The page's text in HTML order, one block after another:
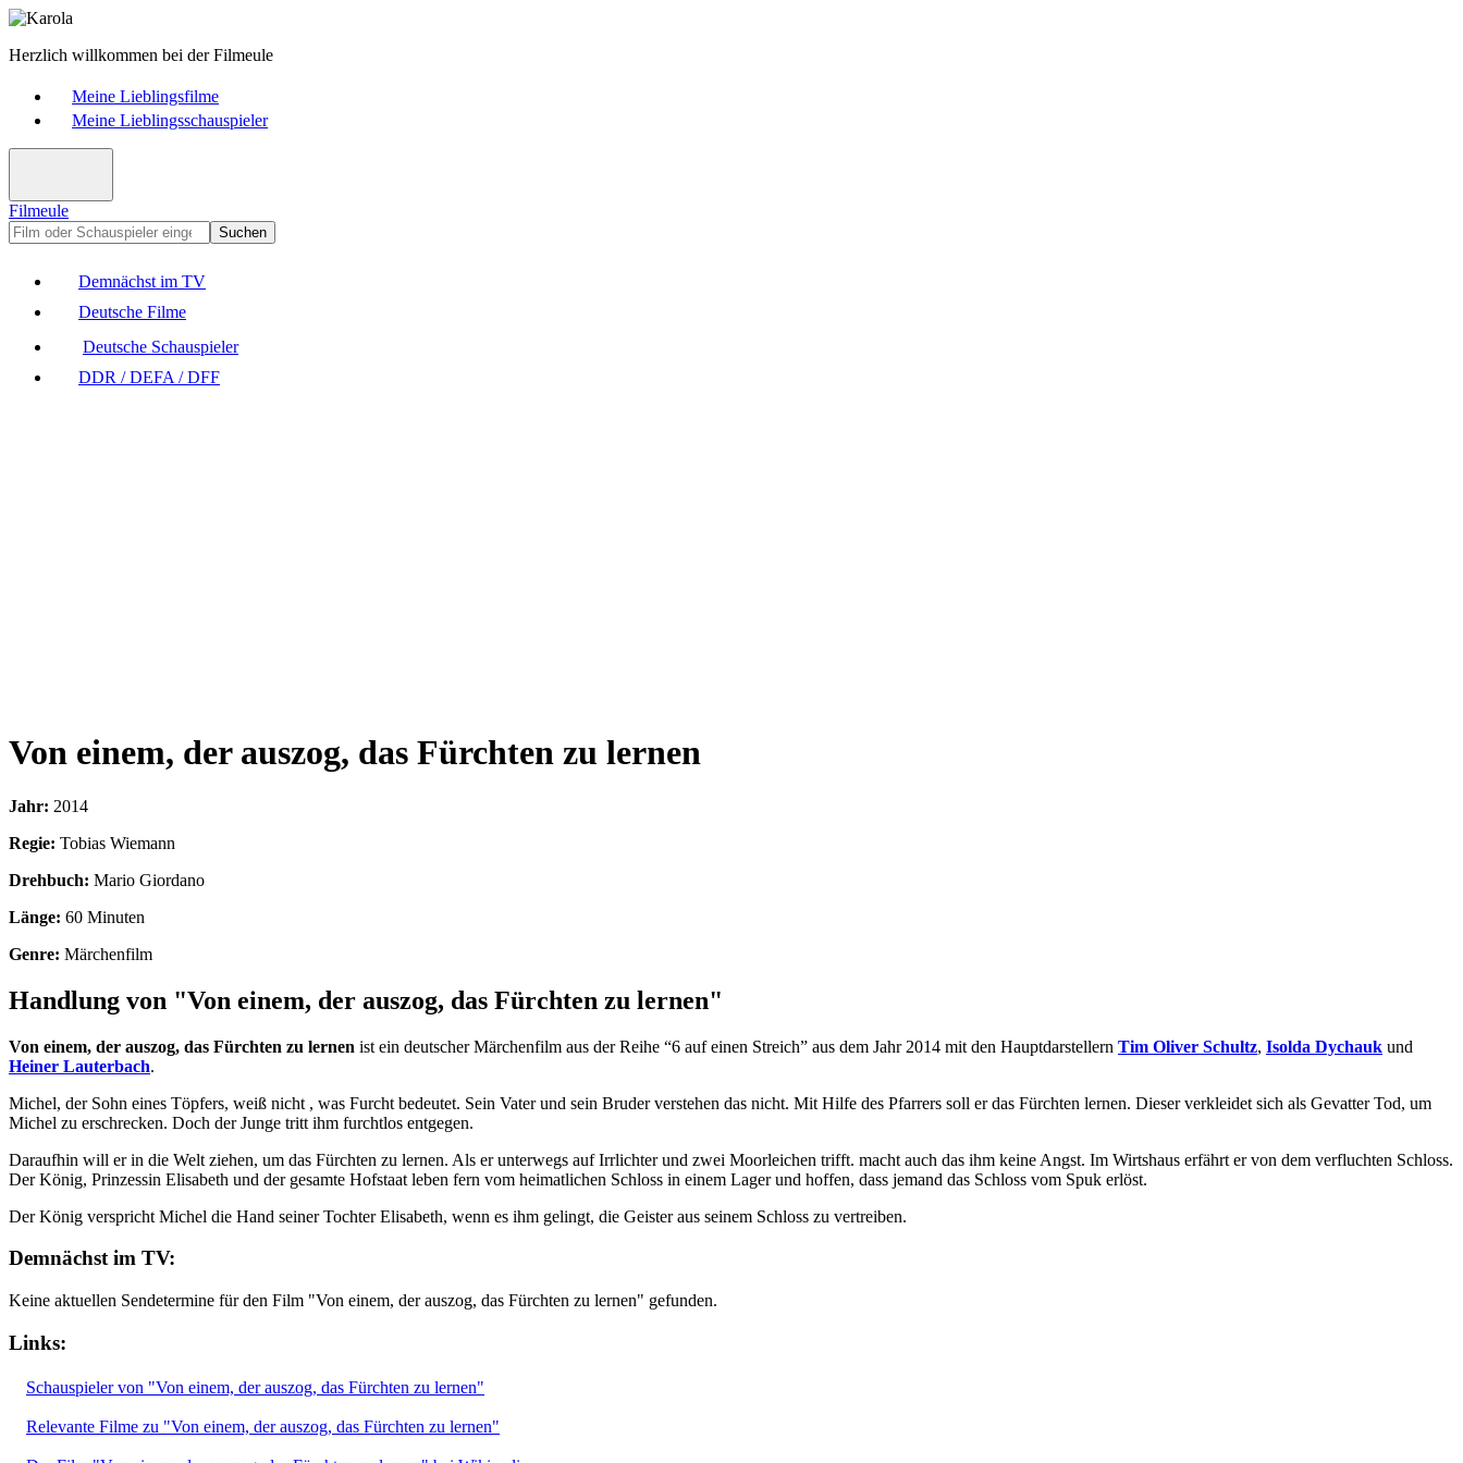
Herzlich willkommen bei der Filmeule
Meine Lieblingsfilme
Meine Lieblingsschauspieler
Filmeule
Suchen
Demnächst im TV
Deutsche Filme
Deutsche Schauspieler
DDR / DEFA / DFF
Von einem, der auszog, das Fürchten zu lernen
Jahr: 2014
Regie: Tobias Wiemann
Drehbuch: Mario Giordano
Länge: 60 Minuten
Genre: Märchenfilm
Handlung von "Von einem, der auszog, das Fürchten zu lernen"
Von einem, der auszog, das Fürchten zu lernen ist ein deutscher Märchenfilm aus der Reihe “6 auf einen Streich” aus dem Jahr 2014 mit den Hauptdarstellern Tim Oliver Schultz, Isolda Dychauk und
Heiner Lauterbach.
Michel, der Sohn eines Töpfers, weiß nicht , was Furcht bedeutet. Sein Vater und sein Bruder verstehen das nicht. Mit Hilfe des Pfarrers soll er das Fürchten lernen. Dieser verkleidet sich als Gevatter Tod, um
Michel zu erschrecken. Doch der Junge tritt ihm furchtlos entgegen.
Daraufhin will er in die Welt ziehen, um das Fürchten zu lernen. Als er unterwegs auf Irrlichter und zwei Moorleichen trifft. macht auch das ihm keine Angst. Im Wirtshaus erfährt er von dem verfluchten Schloss.
Der König, Prinzessin Elisabeth und der gesamte Hofstaat leben fern vom heimatlichen Schloss in einem Lager und hoffen, dass jemand das Schloss vom Spuk erlöst.
Der König verspricht Michel die Hand seiner Tochter Elisabeth, wenn es ihm gelingt, die Geister aus seinem Schloss zu vertreiben.
Demnächst im TV:
Keine aktuellen Sendetermine für den Film "Von einem, der auszog, das Fürchten zu lernen" gefunden.
Links:
Schauspieler von "Von einem, der auszog, das Fürchten zu lernen"
Relevante Filme zu "Von einem, der auszog, das Fürchten zu lernen"